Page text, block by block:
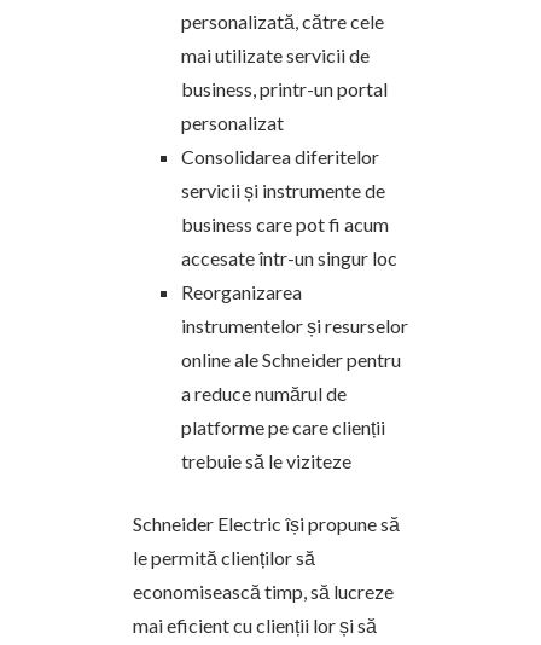
personalizată, către cele
mai utilizate servicii de
business, printr-un portal
personalizat
Consolidarea diferitelor
servicii și instrumente de
business care pot fi acum
accesate într-un singur loc
Reorganizarea
instrumentelor și resurselor
online ale Schneider pentru
a reduce numărul de
platforme pe care clienții
trebuie să le viziteze
Schneider Electric își propune să
le permită clienților să
economisească timp, să lucreze
mai eficient cu clienții lor și să